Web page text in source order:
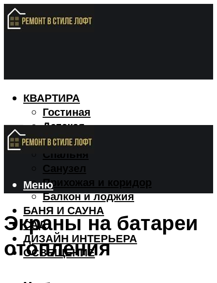
КВАРТИРА
Гостиная
Детская
Кухня
Спальня
Санузел
Прихожая и коридор
Балкон и лоджия
БАНЯ И САУНА
САД
ДИЗАЙН ИНТЕРЬЕРА
ОСВЕЩЕНИЕ
Меню
Экраны на батареи
отопления